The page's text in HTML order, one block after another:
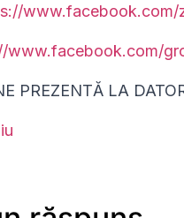
www.facebook.com/
www.facebook.com/
PREZENTĂ LA